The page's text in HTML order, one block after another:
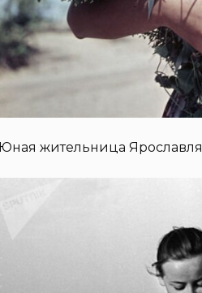
Юная жительница Ярославля